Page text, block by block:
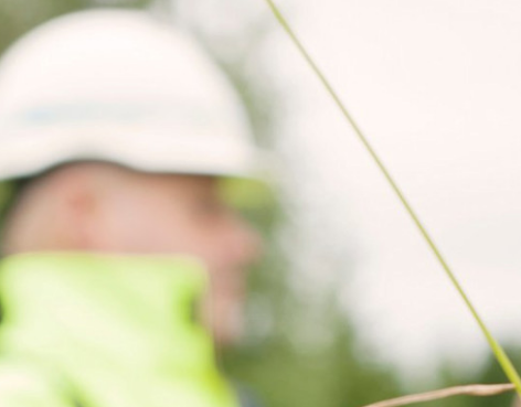
Samarbeidet er et felles løft og en tydelig ambisjon om å
et solid resultat etter skatt på 473 millioner kroner, mot